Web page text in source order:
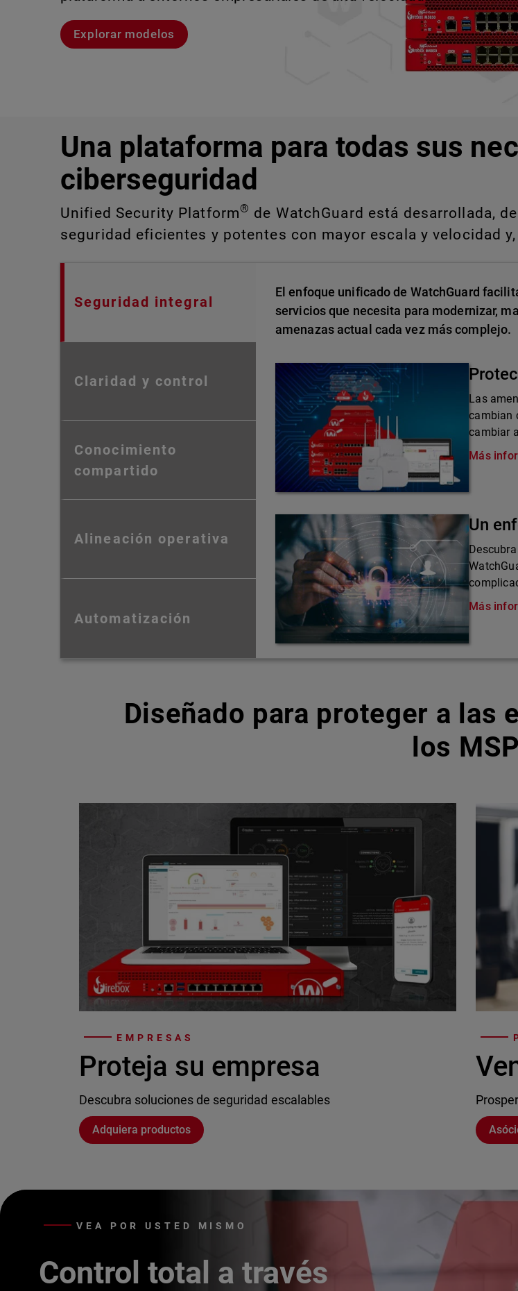
Explorar modelos
Explora CloudDR
Conozcan a Rai
Conozca WatchGuard EDR
Una plataforma para todas sus
ciberseguridad
Unified Security Platform® de WatchGuard está desarrollada,
seguridad eficientes y potentes con mayor escala y velocidad
Seguridad integral
Claridad y control
Conocimiento
compartido
Alineación operativa
Automatización
El enfoque unificado de WatchGuard
servicios que necesita para modernizar,
amenazas actual cada vez más complejo.
Las
cambian
cambiar
Más
Un
Más
Diseñado para proteger a las
los MSP
EMPRESAS
Proteja su empresa
Descubra soluciones de seguridad escalables
Adquiera productos
VEA POR USTED MISMO
Control total a través